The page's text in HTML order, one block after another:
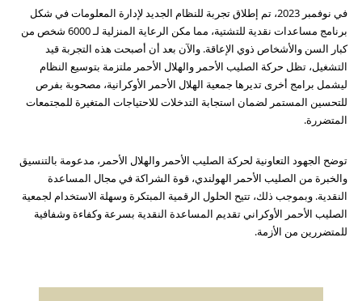
في نوفمبر 2023، تم إطلاق تجربة للنظام الجديد لإدارة المعلومات في شكل
برنامج مساعدات نقدية للتشتية، مما مكن الرعاية المنزلية لـ 6000 شخص من
كبار السن والأشخاص ذوي الإعاقة. والآن بعد أن أصبحت هذه التجربة قيد
التشغيل، تظل حركة الصليب الأحمر والهلال الأحمر ملتزمة بتوسيع النظام
ليشمل برامج أخرى تديرها جمعية الهلال الأحمر الأوكرانية، مصحوبة بفرص
للتحسين المستمر لضمان استجابة التدخلات للاحتياجات المتغيرة للمجتمعات
المتضررة.
توضح الجهود التعاونية لحركة الصليب الأحمر والهلال الأحمر، مدعومة بالتنسيق
والخبرة من الصليب الأحمر الهولندي، قوة الشراكة في مجال المساعدة
النقدية. وبموجب ذلك، تتيح الحلول الرقمية المبتكرة وسهلة الاستخدام لجمعية
الصليب الأحمر الأوكراني تقديم المساعدة النقدية بسرعة وكفاءة وشفافية
للمتضررين من الأزمة.